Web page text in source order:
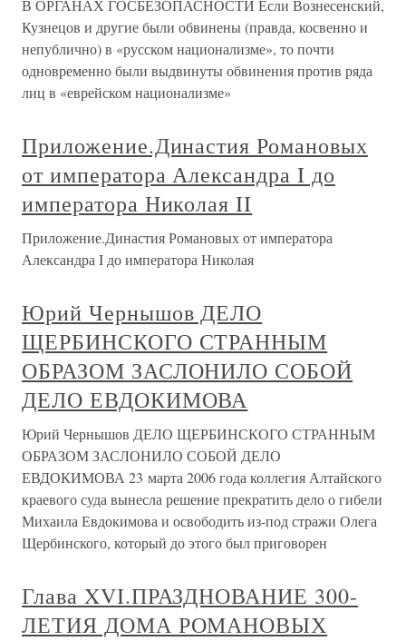
В ОРГАНАХ ГОСБЕЗОПАСНОСТИ Если Вознесенский,
Кузнецов и другие были обвинены (правда, косвенно и
непублично) в «русском национализме», то почти
одновременно были выдвинуты обвинения против ряда
лиц в «еврейском национализме»
Приложение.Династия Романовых
от императора Александра I до
императора Николая II
Приложение.Династия Романовых от императора
Александра I до императора Николая
Юрий Чернышов ДЕЛО
ЩЕРБИНСКОГО СТРАННЫМ
ОБРАЗОМ ЗАСЛОНИЛО СОБОЙ
ДЕЛО ЕВДОКИМОВА
Юрий Чернышов ДЕЛО ЩЕРБИНСКОГО СТРАННЫМ
ОБРАЗОМ ЗАСЛОНИЛО СОБОЙ ДЕЛО
ЕВДОКИМОВА 23 марта 2006 года коллегия Алтайского
краевого суда вынесла решение прекратить дело о гибели
Михаила Евдокимова и освободить из-под стражи Олега
Щербинского, который до этого был приговорен
Глава XVI.ПРАЗДНОВАНИЕ 300-
ЛЕТИЯ ДОМА РОМАНОВЫХ